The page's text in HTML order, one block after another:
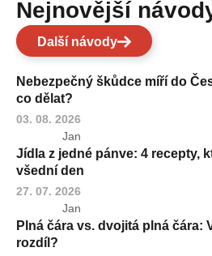
Nejnovější
Další návody
Nebezpečný škůdce míří do
co dělat?
03. 08. 2026
Jan
Jídla z jedné pánve: 4 recepty,
všední den
27. 07. 2026
Jan
Plná čára vs. dvojitá plná čára:
rozdíl?